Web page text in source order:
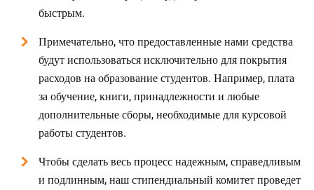
быстрым.
Примечательно, что предоставленные нами средства
будут использоваться исключительно для покрытия
расходов на образование студентов. Например, плата
за обучение, книги, принадлежности и любые
дополнительные сборы, необходимые для курсовой
работы студентов.
Чтобы сделать весь процесс надежным, справедливым
и подлинным, наш стипендиальный комитет проведет